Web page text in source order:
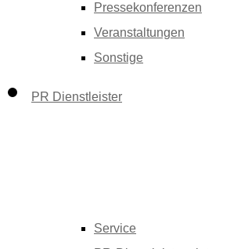
Pressekonferenzen
Veranstaltungen
Sonstige
PR Dienstleister
Service